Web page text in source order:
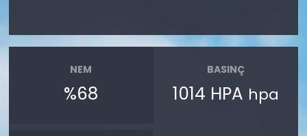
NEM
%68
BASINÇ
1014 HPA hpa